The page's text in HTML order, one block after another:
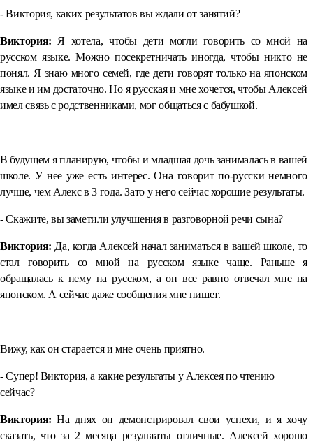
- Виктория, каких результатов вы ждали от занятий?
Виктория: Я хотела, чтобы дети могли говорить со мной на
русском языке. Можно посекретничать иногда, чтобы никто не
понял. Я знаю много семей, где дети говорят только на японском
языке и им достаточно. Но я русская и мне хочется, чтобы Алексей
имел связь с родственниками, мог общаться с бабушкой.
В будущем я планирую, чтобы и младшая дочь занималась в вашей
школе. У нее уже есть интерес. Она говорит по-русски немного
лучше, чем Алекс в 3 года. Зато у него сейчас хорошие результаты.
- Скажите, вы заметили улучшения в разговорной речи сына?
Виктория: Да, когда Алексей начал заниматься в вашей школе, то
стал говорить со мной на русском языке чаще. Раньше я
обращалась к нему на русском, а он все равно отвечал мне на
японском. А сейчас даже сообщения мне пишет.
Вижу, как он старается и мне очень приятно.
- Супер! Виктория, а какие результаты у Алексея по чтению
сейчас?
Виктория: На днях он демонстрировал свои успехи, и я хочу
сказать, что за 2 месяца результаты отличные. Алексей хорошо